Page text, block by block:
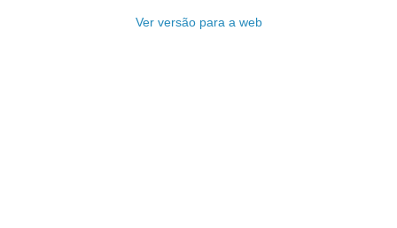
Ver versão para a web